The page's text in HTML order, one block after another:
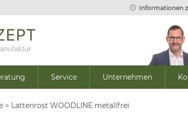
Informationen
Service Unternehmen
> Lattenrost WOODLINE metallfrei